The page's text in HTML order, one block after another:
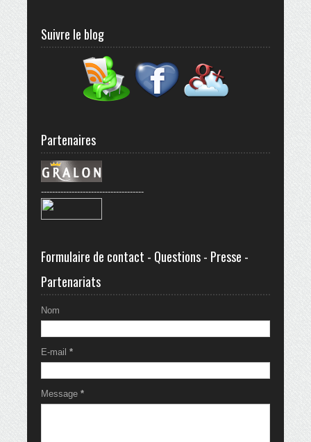
Suivre le blog
Partenaires
-------------------------------------
Formulaire de contact - Questions - Presse -
Partenariats
Nom
E-mail *
Message *